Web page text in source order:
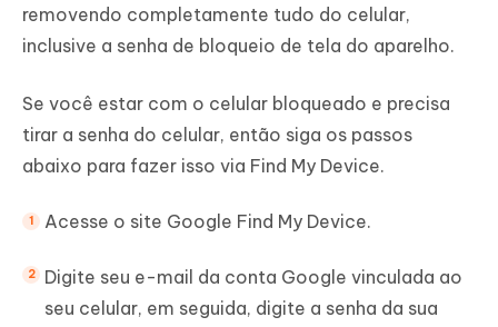
removendo completamente tudo do celular,
inclusive a senha de bloqueio de tela do aparelho.
Se você estar com o celular bloqueado e precisa
tirar a senha do celular, então siga os passos
abaixo para fazer isso via Find My Device.
Acesse o site Google Find My Device.
Digite seu e-mail da conta Google vinculada ao
seu celular, em seguida, digite a senha da sua